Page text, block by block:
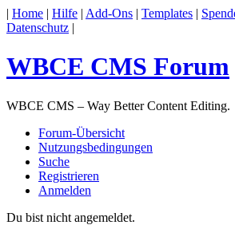
| Home | Hilfe | Add-Ons | Templates |
Datenschutz |
WBCE CMS Forum
WBCE CMS – Way Better Content Editing.
Forum-Übersicht
Nutzungsbedingungen
Suche
Registrieren
Anmelden
Du bist nicht angemeldet.